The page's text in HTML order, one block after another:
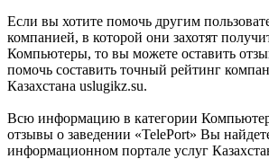
Если вы хотите помочь другим
компанией, в которой они захотят
Компьютеры, то вы можете оставить
помочь составить точный рейтинг
Казахстана uslugikz.su.
Всю информацию в категории
отзывы о заведении «TelePort» Вы
информационном портале услуг